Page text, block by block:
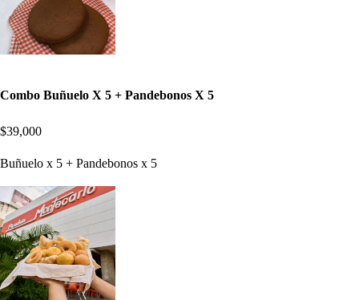
Combo Buñuelo X 5 + Pandebonos X 5
$39,000
Buñuelo x 5 + Pandebonos x 5